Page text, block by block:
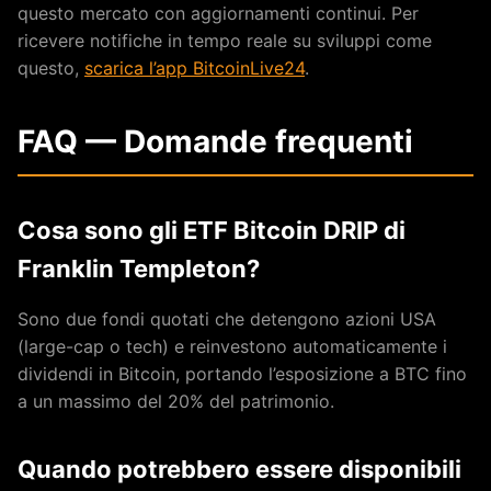
questo mercato con aggiornamenti continui. Per
ricevere notifiche in tempo reale su sviluppi come
questo, scarica l’app BitcoinLive24.
FAQ — Domande frequenti
Cosa sono gli ETF Bitcoin DRIP di
Franklin Templeton?
Sono due fondi quotati che detengono azioni USA
(large-cap o tech) e reinvestono automaticamente i
dividendi in Bitcoin, portando l’esposizione a BTC fino
a un massimo del 20% del patrimonio.
Quando potrebbero essere disponibili